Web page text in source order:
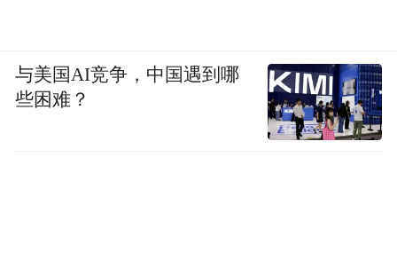
与美国AI竞争，中国遇到哪
些困难？